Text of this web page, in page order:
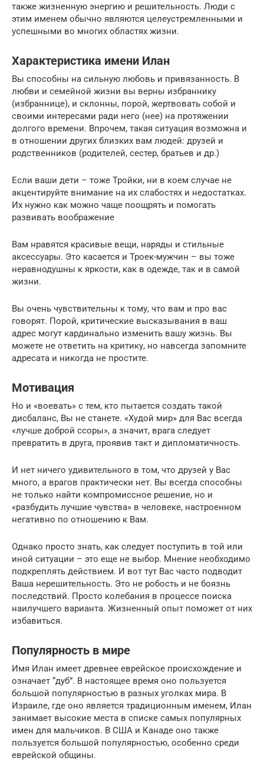
также жизненную энергию и решительность. Люди с
этим именем обычно являются целеустремленными и
успешными во многих областях жизни.
Характеристика имени Илан
Вы способны на сильную любовь и привязанность. В
любви и семейной жизни вы верны избраннику
(избраннице), и склонны, порой, жертвовать собой и
своими интересами ради него (нее) на протяжении
долгого времени. Впрочем, такая ситуация возможна и
в отношении других близких вам людей: друзей и
родственников (родителей, сестер, братьев и др.)
Если ваши дети – тоже Тройки, ни в коем случае не
акцентируйте внимание на их слабостях и недостатках.
Их нужно как можно чаще поощрять и помогать
развивать воображение
Вам нравятся красивые вещи, наряды и стильные
аксессуары. Это касается и Троек-мужчин – вы тоже
неравнодушны к яркости, как в одежде, так и в самой
жизни.
Вы очень чувствительны к тому, что вам и про вас
говорят. Порой, критические высказывания в ваш
адрес могут кардинально изменить вашу жизнь. Вы
можете не ответить на критику, но навсегда запомните
адресата и никогда не простите.
Мотивация
Но и «воевать» с тем, кто пытается создать такой
дисбаланс, Вы не станете. «Худой мир» для Вас всегда
«лучше доброй ссоры», а значит, врага следует
превратить в друга, проявив такт и дипломатичность.
И нет ничего удивительного в том, что друзей у Вас
много, а врагов практически нет. Вы всегда способны
не только найти компромиссное решение, но и
«разбудить лучшие чувства» в человеке, настроенном
негативно по отношению к Вам.
Однако просто знать, как следует поступить в той или
иной ситуации – это еще не выбор. Мнение необходимо
подкреплять действием. И вот тут Вас часто подводит
Ваша нерешительность. Это не робость и не боязнь
последствий. Просто колебания в процессе поиска
наилучшего варианта. Жизненный опыт поможет от них
избавиться.
Популярность в мире
Имя Илан имеет древнее еврейское происхождение и
означает “дуб”. В настоящее время оно пользуется
большой популярностью в разных уголках мира. В
Израиле, где оно является традиционным именем, Илан
занимает высокие места в списке самых популярных
имен для мальчиков. В США и Канаде оно также
пользуется большой популярностью, особенно среди
еврейской общины.